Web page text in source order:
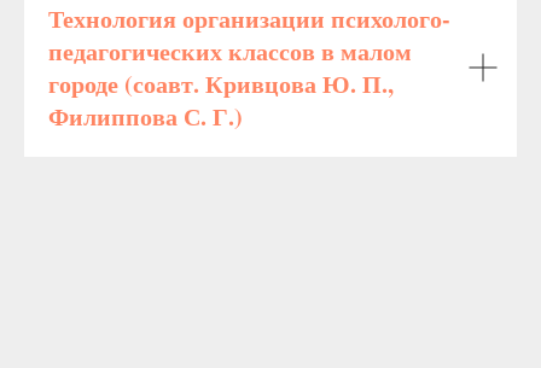
Технология организации психолого-
педагогических классов в малом
городе (соавт. Кривцова Ю. П.,
Филиппова С. Г.)